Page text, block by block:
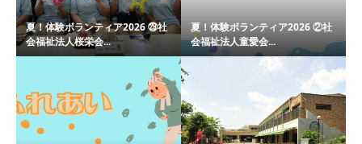
夏！体験ボランティア2026 ㉙社
会福祉法人桜栄会...
夏！体験ボランティア2026 ②社
会福祉法人童愛会...